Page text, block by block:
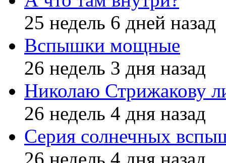
25 недель 6 дней назад
Вспышки мощные
26 недель 3 дня назад
Николаю Стрижакову
26 недель 4 дня назад
Серия солнечных
26 недель 4 дня назад